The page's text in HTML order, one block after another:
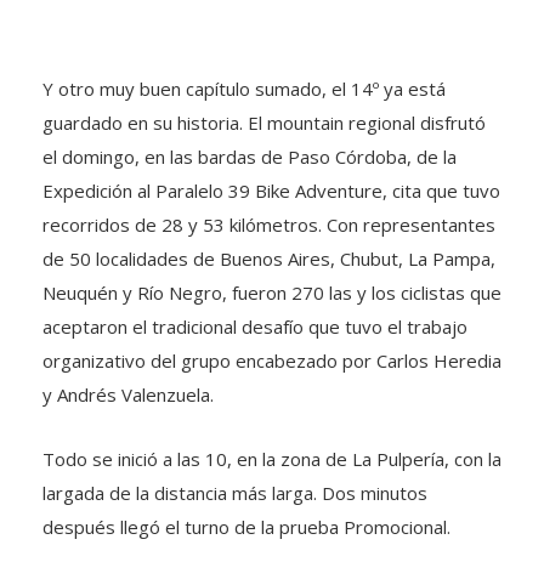
Y otro muy buen capítulo sumado, el 14º ya está
guardado en su historia. El mountain regional disfrutó
el domingo, en las bardas de Paso Córdoba, de la
Expedición al Paralelo 39 Bike Adventure, cita que tuvo
recorridos de 28 y 53 kilómetros. Con representantes
de 50 localidades de Buenos Aires, Chubut, La Pampa,
Neuquén y Río Negro, fueron 270 las y los ciclistas que
aceptaron el tradicional desafío que tuvo el trabajo
organizativo del grupo encabezado por Carlos Heredia
y Andrés Valenzuela.
Todo se inició a las 10, en la zona de La Pulpería, con la
largada de la distancia más larga. Dos minutos
después llegó el turno de la prueba Promocional.